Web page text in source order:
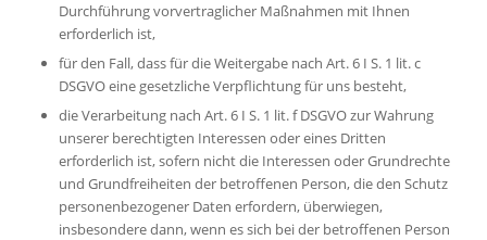
Durchführung vorvertraglicher Maßnahmen mit Ihnen
erforderlich ist,
für den Fall, dass für die Weitergabe nach Art. 6 I S. 1 lit. c
DSGVO eine gesetzliche Verpflichtung für uns besteht,
die Verarbeitung nach Art. 6 I S. 1 lit. f DSGVO zur Wahrung
unserer berechtigten Interessen oder eines Dritten
erforderlich ist, sofern nicht die Interessen oder Grundrechte
und Grundfreiheiten der betroffenen Person, die den Schutz
personenbezogener Daten erfordern, überwiegen,
insbesondere dann, wenn es sich bei der betroffenen Person